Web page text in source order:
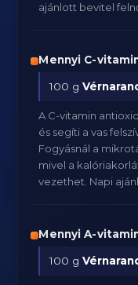
ajánlott bevitel
Mennyi C-
100 g
A C-vitamin
és segíti a vas
Fogyásnál a
mivel a
vezethet. Napi
Mennyi A-
100 g